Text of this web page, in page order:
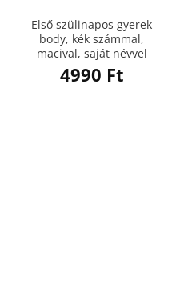
Első szülinapos gyerek
body, kék számmal,
macival, saját névvel
4990 Ft